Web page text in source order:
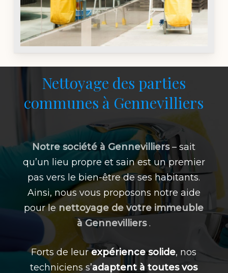
Nettoyage des parties
communes à Gennevilliers
Notre société à Gennevilliers – sait
qu’un lieu propre et sain est un premier
pas vers le bien-être de ses habitants.
Ainsi, nous vous proposons notre aide
pour le nettoyage de votre immeuble
àGennevilliers .
Forts de leurexpérience solide, nos
techniciens s’adaptent à toutes vos